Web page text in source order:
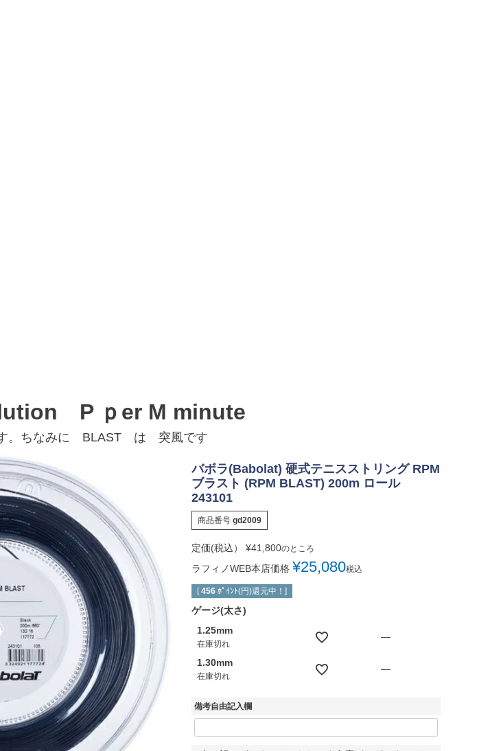
P ｐer M minute
す。ちなみに BLAST は 突風です
バボラ(Babolat) 硬式テニスストリング RPM
ブラスト (RPM BLAST) 200m ロール
243101
商品番号 gd2009
定価(税込） ¥41,800のところ
ラフィノWEB本店価格 ¥25,080税込
[ 456 ﾎﾟｲﾝﾄ(円)還元中！]
ゲージ(太さ)
1.25mm
在庫切れ
—
1.30mm
在庫切れ
—
備考自由記入欄